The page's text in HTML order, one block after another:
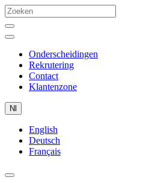
Onderscheidingen
Rekrutering
Contact
Klantenzone
Nl
English
Deutsch
Français